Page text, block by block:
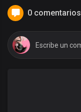
0 comentarios